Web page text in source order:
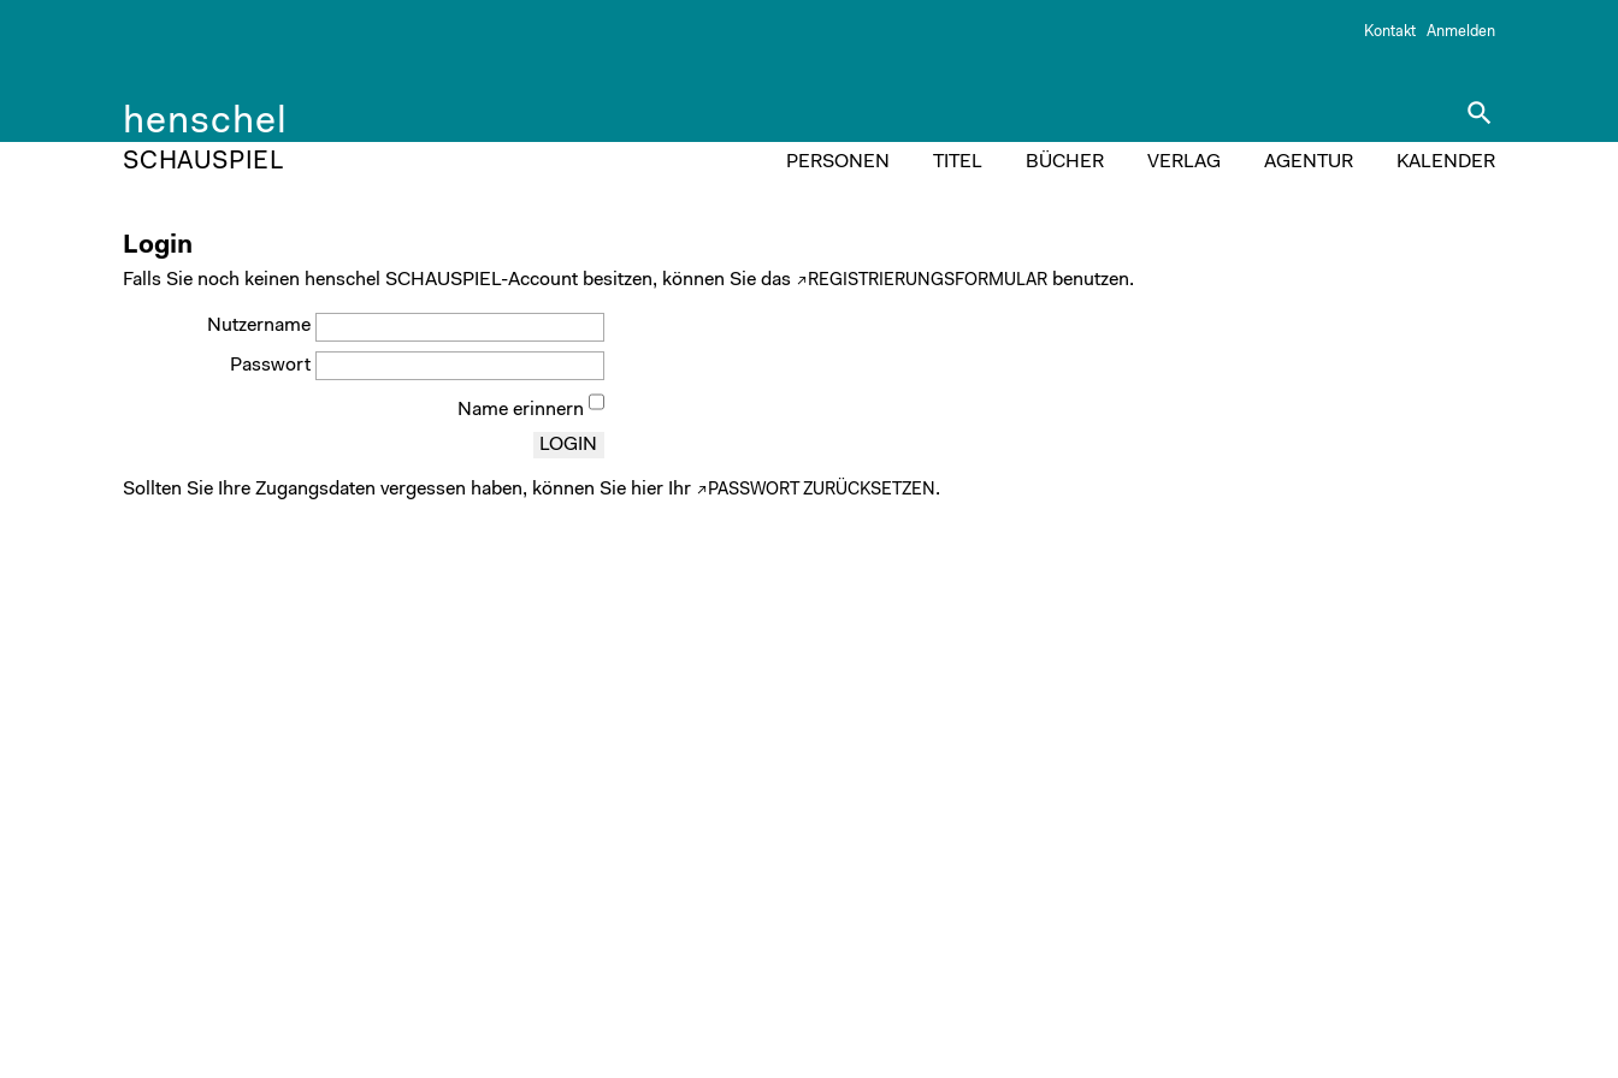
Kontakt Anmelden
henschel search
SCHAUSPIEL PERSONEN TITEL BÜCHER VERLAG AGENTUR KALENDER
Login
Falls Sie noch keinen henschel SCHAUSPIEL-Account besitzen, können Sie das REGISTRIERUNGSFORMULAR benutzen.
Nutzername
Passwort
Name erinnern
Sollten Sie Ihre Zugangsdaten vergessen haben, können Sie hier Ihr PASSWORT ZURÜCKSETZEN.